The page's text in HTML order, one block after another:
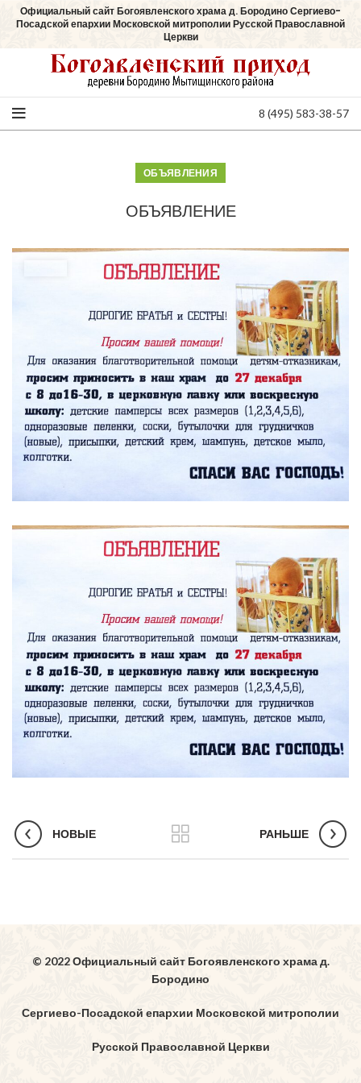
Официальный сайт Богоявленского храма д. Бородино Сергиево-
Посадской епархии Московской митрополии Русской Православной
Церкви
8 (495) 583-38-57
ОБЪЯВЛЕНИЯ
ОБЪЯВЛЕНИЕ
НОВЫЕ РАНЬШЕ
© 2022 Официальный сайт Богоявленского храма д.
Бородино
Сергиево-Посадской епархии Московской митрополии
Русской Православной Церкви